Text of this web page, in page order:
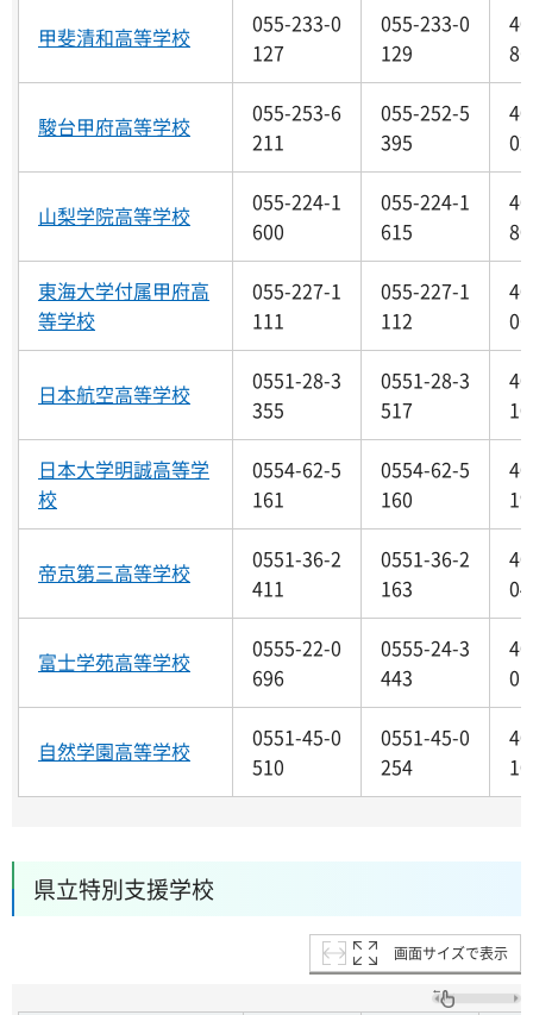
甲斐清和高等学校
055-233-0
127
055-233-0
129
駿台甲府高等学校
055-253-6
211
055-252-5
395
山梨学院高等学校
055-224-1
600
055-224-1
615
東海大学付属甲府高
等学校
055-227-1
111
055-227-1
112
日本航空高等学校
0551-28-3
355
0551-28-3
517
日本大学明誠高等学
校
0554-62-5
161
0554-62-5
160
帝京第三高等学校
0551-36-2
411
0551-36-2
163
富士学苑高等学校
0555-22-0
696
0555-24-3
443
自然学園高等学校
0551-45-0
510
0551-45-0
254
県立特別支援学校
画面サイズで表示